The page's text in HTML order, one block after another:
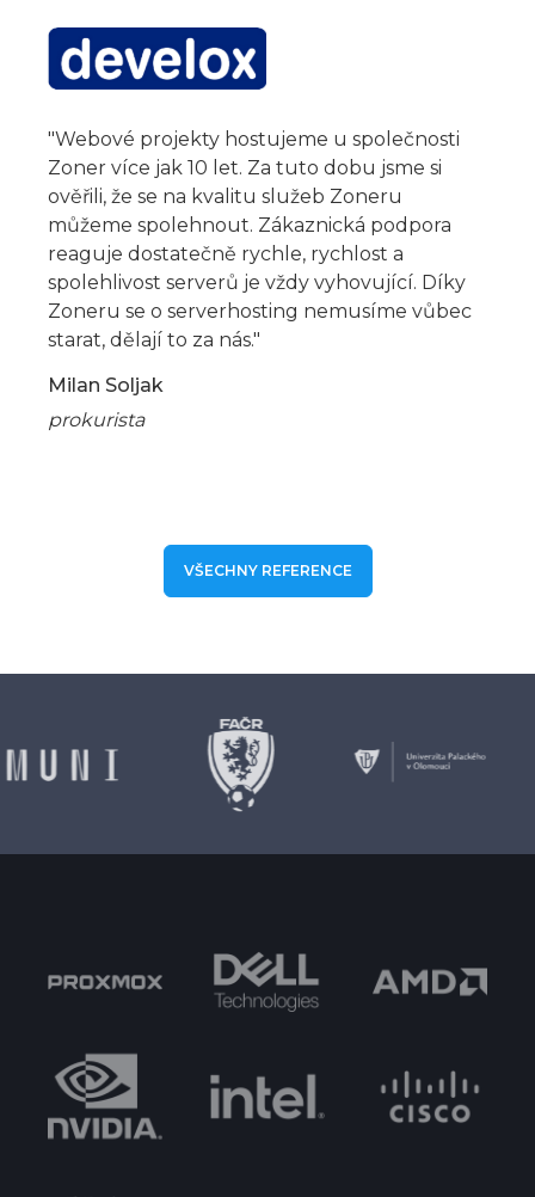
"Webové projekty hostujeme u společnosti
Zoner více jak 10 let. Za tuto dobu jsme si
ověřili, že se na kvalitu služeb Zoneru
můžeme spolehnout. Zákaznická podpora
reaguje dostatečně rychle, rychlost a
spolehlivost serverů je vždy vyhovující. Díky
Zoneru se o serverhosting nemusíme vůbec
starat, dělají to za nás."
Milan Soljak
prokurista
VŠECHNY REFERENCE